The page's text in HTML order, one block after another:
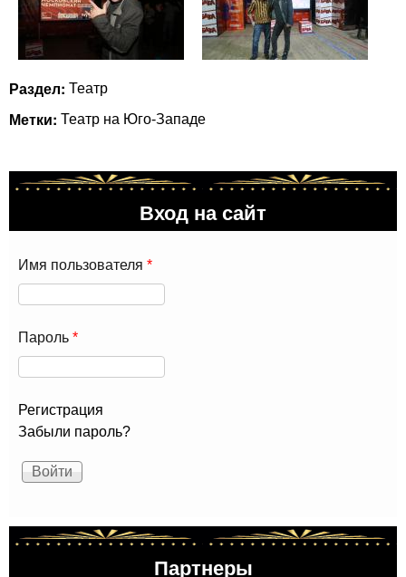
Раздел: Театр
Метки: Театр на Юго-Западе
Вход на сайт
Имя пользователя *
Пароль *
Регистрация
Забыли пароль?
Партнеры